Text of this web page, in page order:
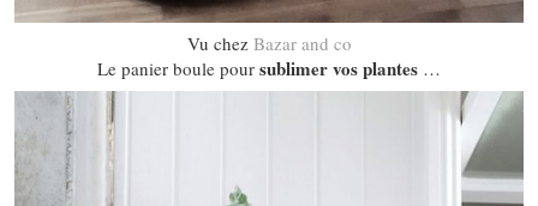
Vu chez Bazar and co
Le panier boule pour sublimer vos plantes …